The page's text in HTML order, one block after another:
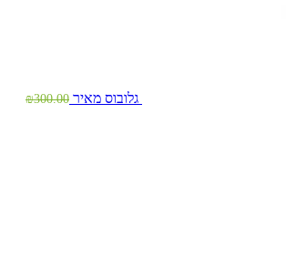
גלובוס מאיר ₪300.00